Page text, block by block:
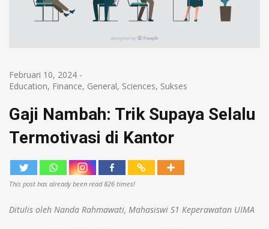
Februari 10, 2024 -
Education, Finance, General, Sciences, Sukses
Gaji Nambah: Trik Supaya Selalu
Termotivasi di Kantor
This post has already been read 826 times!
Ditulis oleh Nanda Rahmawati, Mahasiswi S1 Keperawatan UIMA